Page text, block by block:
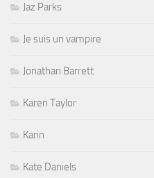
Jaz Parks
Je suis un vampire
Jonathan Barrett
Karen Taylor
Karin
Kate Daniels